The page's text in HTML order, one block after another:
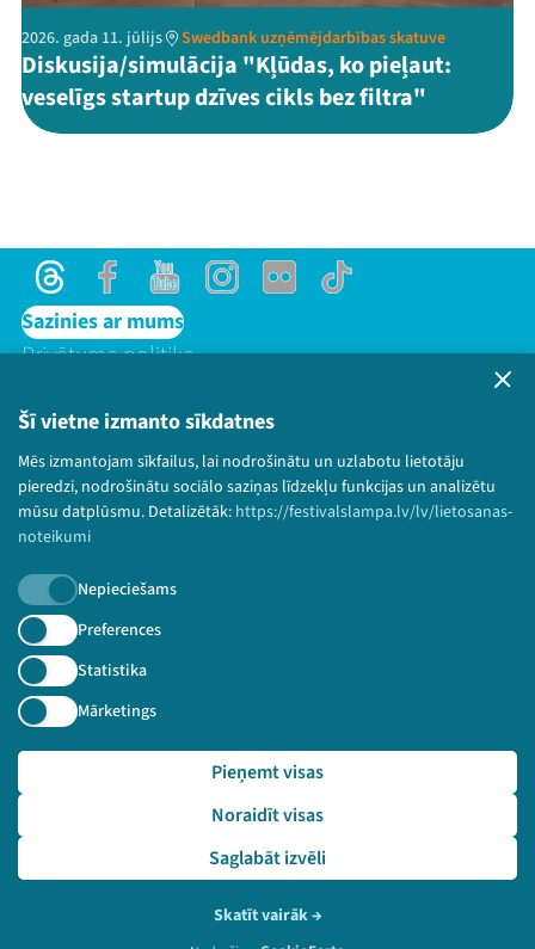
Šī vietne izmanto sīkdatnes
Mēs izmantojam sīkfailus, lai nodrošinātu un uzlabotu lietotāju
pieredzi, nodrošinātu sociālo saziņas līdzekļu funkcijas un analizētu
mūsu datplūsmu. Detalizētāk: https://festivalslampa.lv/lv/lietosanas-
noteikumi
Nepieciešams
Preferences
Statistika
Mārketings
Saglabāt izvēli
Noraidīt visas
Pieņemt visas
Skatīt vairāk→
2026. gada 11. jūlijs Swedbank uzņēmējdarbības skatuve
Diskusija/simulācija "Kļūdas, ko pieļaut:
veselīgs startup dzīves cikls bez filtra"
ThreadsFacebookYoutubeInstagram
Flick TikTok
Sazinies ar mums
Privātuma politika
Bērnu aizsardzības politika
© 2026 Sarunu festivāls LAMPA Visas tiesības
paturētas.
Piesakies jaunumiem!
Nepalaid garām aktuālāko informāciju!
🔗 https://festivalslampa.lv/lv/video-arhivs/2071?sp
eaker=Edgars%20Pl%C4%93tiens&speaker_id=1176